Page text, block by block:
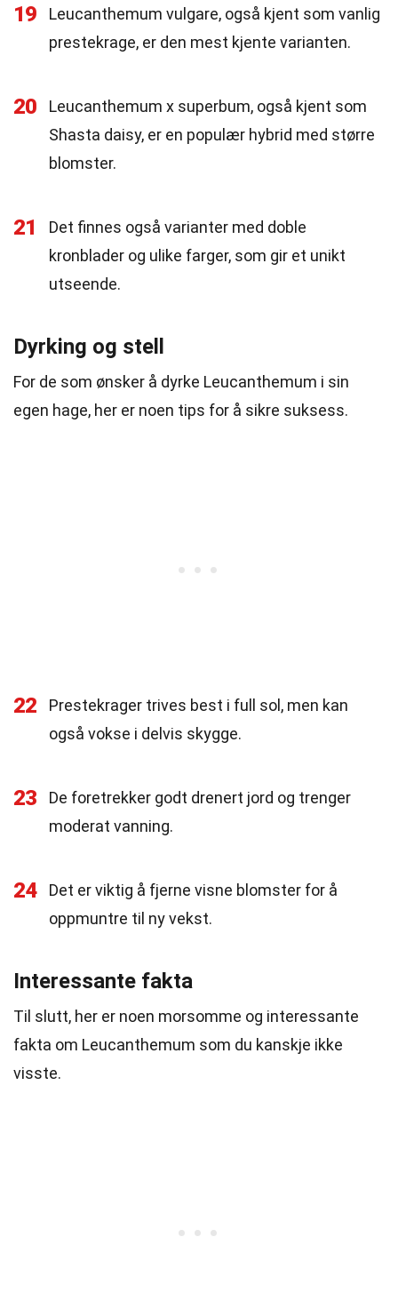
19
Leucanthemum vulgare, også kjent som vanlig
prestekrage, er den mest kjente varianten.
20
Leucanthemum x superbum, også kjent som
Shasta daisy, er en populær hybrid med større
blomster.
21
Det finnes også varianter med doble
kronblader og ulike farger, som gir et unikt
utseende.
Dyrking og stell
For de som ønsker å dyrke Leucanthemum i sin
egen hage, her er noen tips for å sikre suksess.
22
Prestekrager trives best i full sol, men kan
også vokse i delvis skygge.
23
De foretrekker godt drenert jord og trenger
moderat vanning.
24
Det er viktig å fjerne visne blomster for å
oppmuntre til ny vekst.
Interessante fakta
Til slutt, her er noen morsomme og interessante
fakta om Leucanthemum som du kanskje ikke
visste.